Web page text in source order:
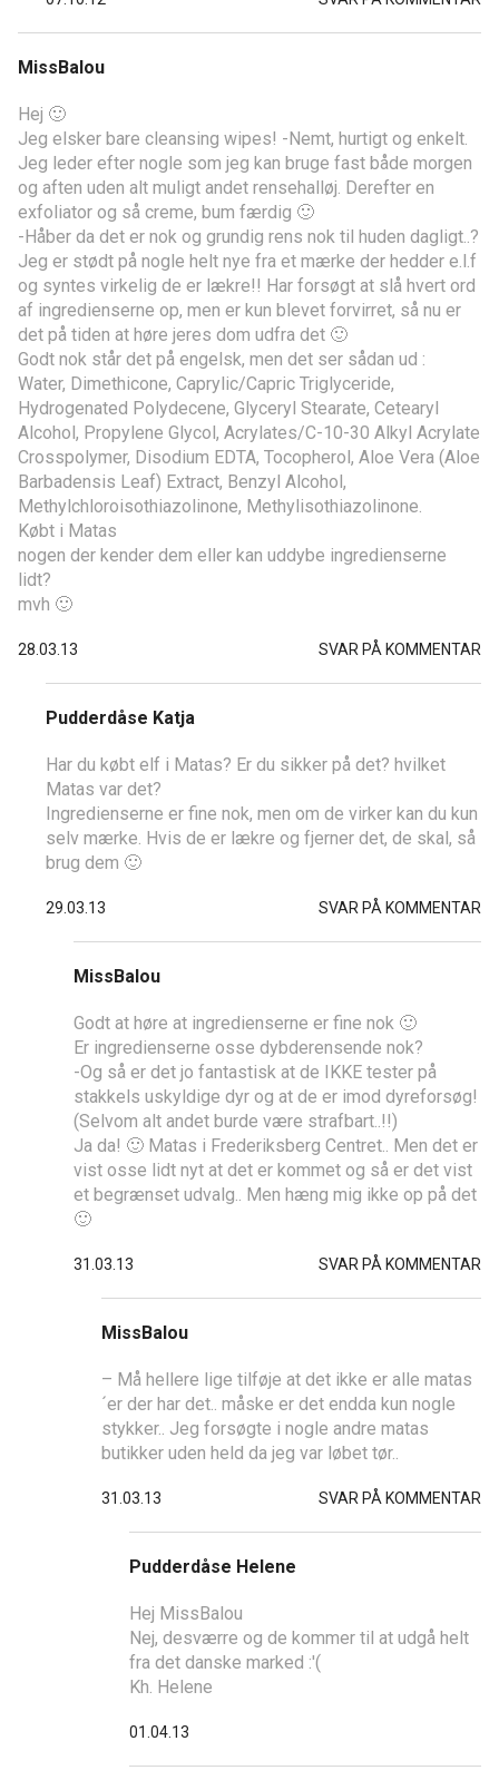
MissBalou
Hej 🙂
Jeg elsker bare cleansing wipes! -Nemt, hurtigt og enkelt.
Jeg leder efter nogle som jeg kan bruge fast både morgen
og aften uden alt muligt andet rensehalløj. Derefter en
exfoliator og så creme, bum færdig 🙂
-Håber da det er nok og grundig rens nok til huden dagligt..?
Jeg er stødt på nogle helt nye fra et mærke der hedder e.l.f
og syntes virkelig de er lækre!! Har forsøgt at slå hvert ord
af ingredienserne op, men er kun blevet forvirret, så nu er
det på tiden at høre jeres dom udfra det 🙂
Godt nok står det på engelsk, men det ser sådan ud :
Water, Dimethicone, Caprylic/Capric Triglyceride,
Hydrogenated Polydecene, Glyceryl Stearate, Cetearyl
Alcohol, Propylene Glycol, Acrylates/C-10-30 Alkyl Acrylate
Crosspolymer, Disodium EDTA, Tocopherol, Aloe Vera (Aloe
Barbadensis Leaf) Extract, Benzyl Alcohol,
Methylchloroisothiazolinone, Methylisothiazolinone.
Købt i Matas
nogen der kender dem eller kan uddybe ingredienserne
lidt?
mvh 🙂
28.03.13 SVAR PÅ KOMMENTAR
Pudderdåse Katja
Har du købt elf i Matas? Er du sikker på det? hvilket
Matas var det?
Ingredienserne er fine nok, men om de virker kan du kun
selv mærke. Hvis de er lækre og fjerner det, de skal, så
brug dem 🙂
29.03.13 SVAR PÅ KOMMENTAR
MissBalou
Godt at høre at ingredienserne er fine nok 🙂
Er ingredienserne osse dybderensende nok?
-Og så er det jo fantastisk at de IKKE tester på
stakkels uskyldige dyr og at de er imod dyreforsøg!
(Selvom alt andet burde være strafbart..!!)
Ja da! 🙂 Matas i Frederiksberg Centret.. Men det er
vist osse lidt nyt at det er kommet og så er det vist
et begrænset udvalg.. Men hæng mig ikke op på det
🙂
31.03.13 SVAR PÅ KOMMENTAR
MissBalou
– Må hellere lige tilføje at det ikke er alle matas
´er der har det.. måske er det endda kun nogle
stykker.. Jeg forsøgte i nogle andre matas
butikker uden held da jeg var løbet tør..
31.03.13 SVAR PÅ KOMMENTAR
Pudderdåse Helene
Hej MissBalou
Nej, desværre og de kommer til at udgå helt
fra det danske marked :'(
Kh. Helene
01.04.13